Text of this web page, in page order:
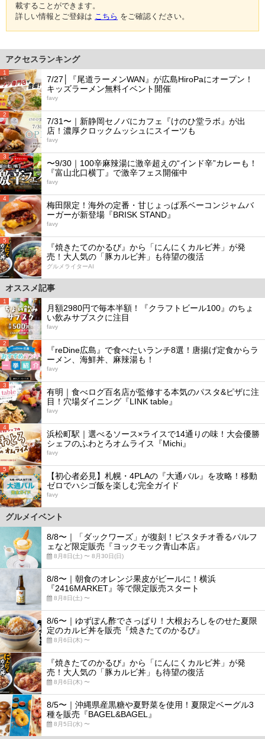
載することができます。
詳しい情報とご登録は こちら をご確認ください。
アクセスランキング
1
7/27│『尾道ラーメンWAN』が広島HiroPaにオープン！
キッズラーメン無料イベント開催
favy
2
7/31〜｜新静岡セノバにカフェ『けのひ堂ラボ』が出
店！濃厚クロックムッシュにスイーツも
favy
3
〜9/30｜100辛麻辣湯に激辛超えの“インド辛”カレーも！
『富山北口横丁』で激辛フェス開催中
favy
4
梅田限定！海外の定番・甘じょっぱ系ベーコンジャムバ
ーガーが新登場『BRISK STAND』
favy
5
『焼きたてのかるび』から「にんにくカルビ丼」が発
売！大人気の「豚カルビ丼」も待望の復活
グルメライターAI
オススメ記事
1
月額2980円で毎本半額！『クラフトビール100』のちょ
い飲みサブスクに注目
favy
2
『reDine広島』で食べたいランチ8選！唐揚げ定食からラ
ーメン、海鮮丼、麻辣湯も！
favy
3
有明｜食べログ百名店が監修する本気のパスタ&ピザに注
目！穴場ダイニング『LINK table』
favy
4
浜松町駅｜選べるソース×ライスで14通りの味！大会優勝
シェフのふわとろオムライス『Michi』
favy
5
【初心者必見】札幌・4PLAの『大通バル』を攻略！移動
ゼロでハシゴ飯を楽しむ完全ガイド
favy
グルメイベント
8/8〜｜「ダックワーズ」が復刻！ピスタチオ香るパルフ
ェなど限定販売『ヨックモック青山本店』
8月8日(土) 〜 8月30日(日)
8/8〜｜朝食のオレンジ果皮がビールに！横浜
『2416MARKET』等で限定販売スタート
8月8日(土) 〜
8/6〜｜ゆずぽん酢でさっぱり！大根おろしをのせた夏限
定のカルビ丼を販売『焼きたてのかるび』
8月6日(木) 〜
『焼きたてのかるび』から「にんにくカルビ丼」が発
売！大人気の「豚カルビ丼」も待望の復活
8月6日(木) 〜
8/5〜｜沖縄県産黒糖や夏野菜を使用！夏限定ベーグル3
種を販売『BAGEL&BAGEL』
8月5日(水) 〜